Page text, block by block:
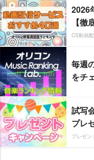
2026
【徹
CS動画
毎週
をチ
試写
プレ
プレゼン